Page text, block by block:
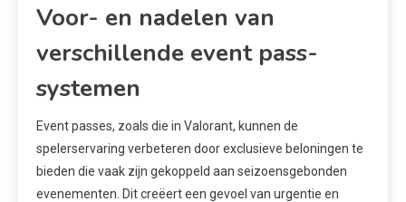
Voor- en nadelen van
verschillende event pass-
systemen
Event passes, zoals die in Valorant, kunnen de
spelerservaring verbeteren door exclusieve beloningen te
bieden die vaak zijn gekoppeld aan seizoensgebonden
evenementen. Dit creëert een gevoel van urgentie en